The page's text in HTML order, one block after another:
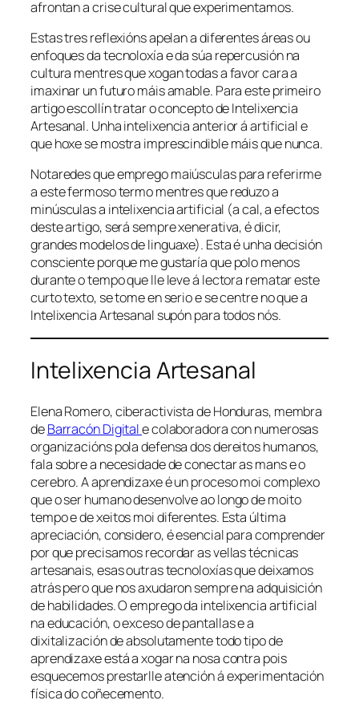
afrontan a crise cultural que experimentamos.
Estas tres reflexións apelan a diferentes áreas ou
enfoques da tecnoloxía e da súa repercusión na
cultura mentres que xogan todas a favor cara a
imaxinar un futuro máis amable. Para este primeiro
artigo escollín tratar o concepto deIntelixencia
Artesanal. Unha intelixencia anterior á artificial e
que hoxe se mostra imprescindible máis que nunca.
Notaredes que emprego maiúsculas para referirme
a este fermoso termo mentres que reduzo a
minúsculas a intelixencia artificial (a cal, a efectos
deste artigo, será sempre xenerativa, é dicir,
grandes modelos de linguaxe). Esta é unha decisión
consciente porque me gustaría que polo menos
durante o tempo que lle leve á lectora rematar este
curto texto, se tome en serio e se centre no que a
Intelixencia Artesanal supón para todos nós.
Intelixencia Artesanal
Elena Romero, ciberactivista de Honduras, membra
deBarracón Digitale colaboradora con numerosas
organizacións pola defensa dos dereitos humanos,
fala sobre a necesidade de conectar as mans e o
cerebro. A aprendizaxe é un proceso moi complexo
que o ser humano desenvolve ao longo de moito
tempo e de xeitos moi diferentes. Esta última
apreciación, considero, é esencial para comprender
por que precisamos recordar as vellas técnicas
artesanais, esas outras tecnoloxías que deixamos
atrás pero que nos axudaron sempre na adquisición
de habilidades. O emprego da intelixencia artificial
na educación, o exceso de pantallas e a
dixitalización de absolutamente todo tipo de
aprendizaxe está a xogar na nosa contra pois
esquecemos prestarlle atención á experimentación
física do coñecemento.